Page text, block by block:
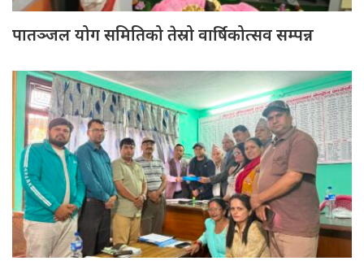
पातञ्जल योग समितिको तेस्रो वार्षिकोत्सव सम्पन्न